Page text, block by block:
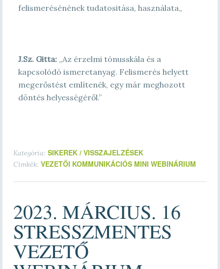
felismerésénének tudatositása, használata„
J.Sz. Gitta:„Az érzelmi tónusskála és a
kapcsolódó ismeretanyag. Felismerés helyett
megerőstést említenék, egy már meghozott
döntés helyességéről.”
Kategória: SIKEREK / VISSZAJELZÉSEK
Címkék: VEZETŐI KOMMUNIKÁCIÓS MINI WEBINÁRIUM
2023. MÁRCIUS. 16
STRESSZMENTES
VEZETŐ